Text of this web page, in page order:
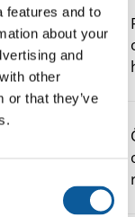
features and to
about your
and
other
or that they’ve
och
ordlistan
stabila